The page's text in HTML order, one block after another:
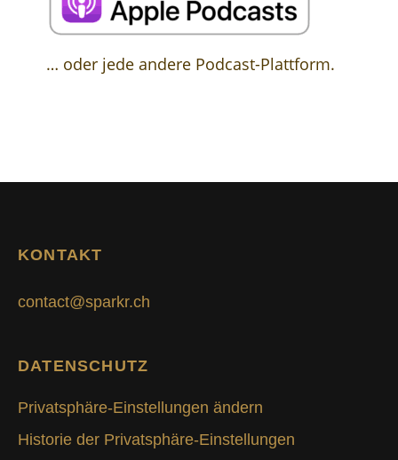
… oder jede andere Podcast-Plattform.
KONTAKT
contact@sparkr.ch
DATENSCHUTZ
Privatsphäre-Einstellungen ändern
Historie der Privatsphäre-Einstellungen